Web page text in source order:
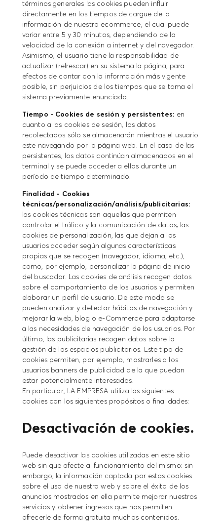
términos generales las cookies pueden influir
directamente en los tiempos de cargue de la
información de nuestro ecommerce, el cual puede
variar entre 5 y 30 minutos, dependiendo de la
velocidad de la conexión a internet y del navegador.
Asimismo, el usuario tiene la responsabilidad de
actualizar (refrescar) en su sistema la página, para
efectos de contar con la información más vigente
posible, sin perjuicios de los tiempos que se toma el
sistema previamente enunciado.
Tiempo - Cookies de sesión y persistentes: en
cuanto a las cookies de sesión, los datos
recolectados sólo se almacenarán mientras el usuario
este navegando por la página web. En el caso de las
persistentes, los datos continúan almacenados en el
terminal y se puede acceder a ellos durante un
período de tiempo determinado.
Finalidad - Cookies
técnicas/personalización/análisis/publicitarias:
las cookies técnicas son aquellas que permiten
controlar el tráfico y la comunicación de datos; las
cookies de personalización, las que dejan a los
usuarios acceder según algunas características
propias que se recogen (navegador, idioma, etc.),
como, por ejemplo, personalizar la página de inicio
del buscador. Las cookies de análisis recogen datos
sobre el comportamiento de los usuarios y permiten
elaborar un perfil de usuario. De este modo se
pueden analizar y detectar hábitos de navegación y
mejorar la web, blog o e-Commerce para adaptarse
a las necesidades de navegación de los usuarios. Por
último, las publicitarias recogen datos sobre la
gestión de los espacios publicitarios. Este tipo de
cookies permiten, por ejemplo, mostrarles a los
usuarios banners de publicidad de la que puedan
estar potencialmente interesados.
En particular, LA EMPRESA utiliza las siguientes
cookies con los siguientes propósitos o finalidades:
Desactivación de cookies.
Puede desactivar las cookies utilizadas en este sitio
web sin que afecte al funcionamiento del mismo; sin
embargo, la información captada por estas cookies
sobre el uso de nuestra web y sobre el éxito de los
anuncios mostrados en ella permite mejorar nuestros
servicios y obtener ingresos que nos permiten
ofrecerle de forma gratuita muchos contenidos.